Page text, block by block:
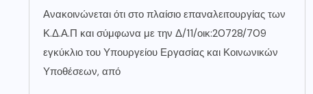
Ανακοινώνεται ότι στο πλαίσιο επαναλειτουργίας των
Κ.Δ.Α.Π και σύμφωνα με την Δ/11/οικ:20728/709
εγκύκλιο του Υπουργείου Εργασίας και Κοινωνικών
Υποθέσεων, από